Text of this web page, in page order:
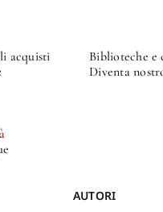
acquisti
Biblioteche
Diventa
AUTORI